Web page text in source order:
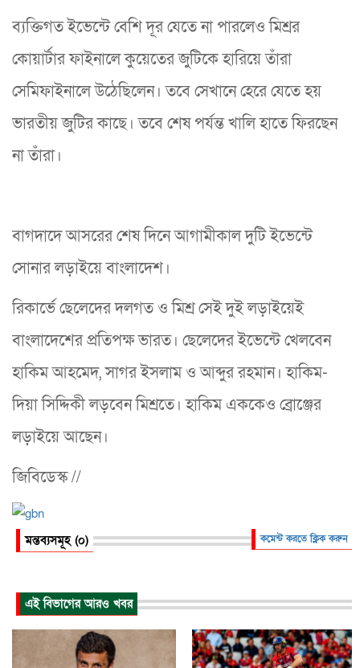
ব্যক্তিগত ইভেন্টে বেশি দূর যেতে না পারলেও মিশ্রর
কোয়ার্টার ফাইনালে কুয়েতের জুটিকে হারিয়ে তাঁরা
সেমিফাইনালে উঠেছিলেন। তবে সেখানে হেরে যেতে হয়
ভারতীয় জুটির কাছে। তবে শেষ পর্যন্ত খালি হাতে ফিরছেন
না তাঁরা।
বাগদাদে আসরের শেষ দিনে আগামীকাল দুটি ইভেন্টে
সোনার লড়াইয়ে বাংলাদেশ।
রিকার্ভে ছেলেদের দলগত ও মিশ্র সেই দুই লড়াইয়েই
বাংলাদেশের প্রতিপক্ষ ভারত। ছেলেদের ইভেন্টে খেলবেন
হাকিম আহমেদ, সাগর ইসলাম ও আব্দুর রহমান। হাকিম-
দিয়া সিদ্দিকী লড়বেন মিশ্রতে। হাকিম এককেও ব্রোঞ্জের
লড়াইয়ে আছেন।
জিবিডেস্ক //
মন্তব্যসমূহ (০) কমেন্ট করতে ক্লিক করুন
এই বিভাগের আরও খবর